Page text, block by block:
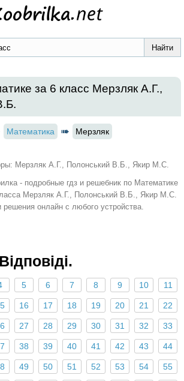
за 6 класс Мерзляк А.Г.,
Математика Мерзляк
Мерзляк А.Г., Полонський В.Б., Якир М.С.
- подробные гдз и решебник по Математике
Мерзляк А.Г., Полонський В.Б., Якир М.С.
онлайн с любого устройства.
5 6 7 8 9 10 11
16 17 18 19 20 21 22
27 28 29 30 31 32 33
38 39 40 41 42 43 44
49 50 51 52 53 54 55